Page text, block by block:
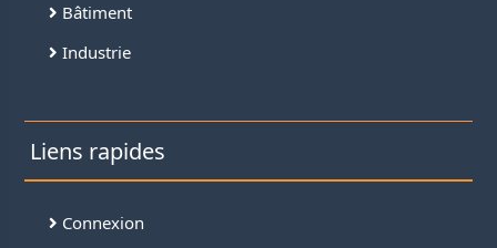
Bâtiment
Industrie
Liens rapides
Connexion